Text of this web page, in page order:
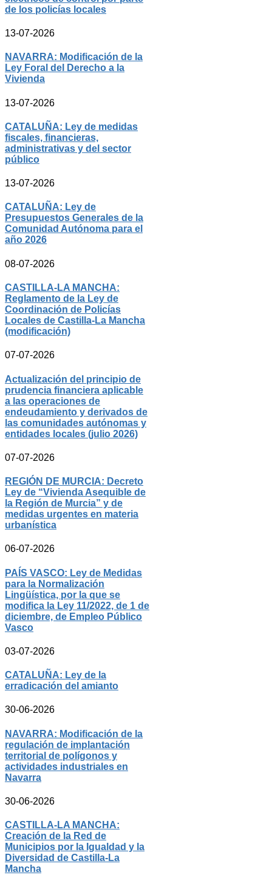
de los policías locales
13-07-2026
NAVARRA: Modificación de la
Ley Foral del Derecho a la
Vivienda
13-07-2026
CATALUÑA: Ley de medidas
fiscales, financieras,
administrativas y del sector
público
13-07-2026
CATALUÑA: Ley de
Presupuestos Generales de la
Comunidad Autónoma para el
año 2026
08-07-2026
CASTILLA-LA MANCHA:
Reglamento de la Ley de
Coordinación de Policías
Locales de Castilla-La Mancha
(modificación)
07-07-2026
Actualización del principio de
prudencia financiera aplicable
a las operaciones de
endeudamiento y derivados de
las comunidades autónomas y
entidades locales (julio 2026)
07-07-2026
REGIÓN DE MURCIA: Decreto
Ley de “Vivienda Asequible de
la Región de Murcia” y de
medidas urgentes en materia
urbanística
06-07-2026
PAÍS VASCO: Ley de Medidas
para la Normalización
Lingüística, por la que se
modifica la Ley 11/2022, de 1 de
diciembre, de Empleo Público
Vasco
03-07-2026
CATALUÑA: Ley de la
erradicación del amianto
30-06-2026
NAVARRA: Modificación de la
regulación de implantación
territorial de polígonos y
actividades industriales en
Navarra
30-06-2026
CASTILLA-LA MANCHA:
Creación de la Red de
Municipios por la Igualdad y la
Diversidad de Castilla-La
Mancha